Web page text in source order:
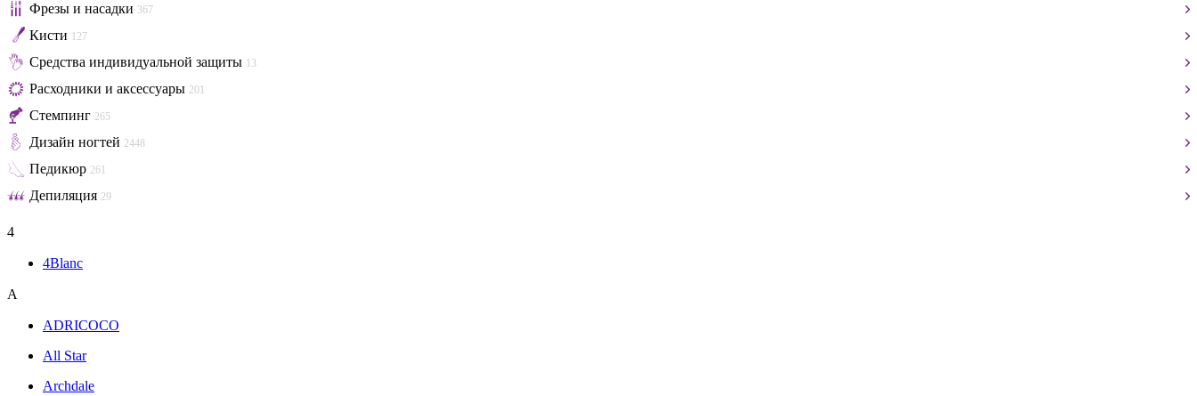
Фрезы и насадки 367
Кисти 127
Средства индивидуальной защиты 13
Расходники и аксессуары 201
Стемпинг 265
Дизайн ногтей 2448
Педикюр 261
Депиляция 29
4
4Blanc
A
ADRICOCO
All Star
Archdale